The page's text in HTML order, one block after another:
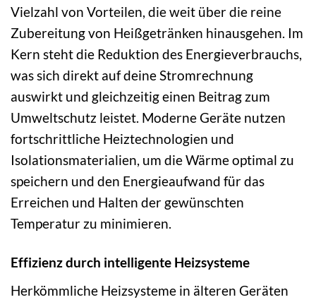
Vielzahl von Vorteilen, die weit über die reine
Zubereitung von Heißgetränken hinausgehen. Im
Kern steht die Reduktion des Energieverbrauchs,
was sich direkt auf deine Stromrechnung
auswirkt und gleichzeitig einen Beitrag zum
Umweltschutz leistet. Moderne Geräte nutzen
fortschrittliche Heiztechnologien und
Isolationsmaterialien, um die Wärme optimal zu
speichern und den Energieaufwand für das
Erreichen und Halten der gewünschten
Temperatur zu minimieren.
Effizienz durch intelligente Heizsysteme
Herkömmliche Heizsysteme in älteren Geräten